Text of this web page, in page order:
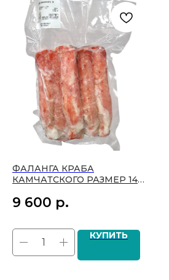
ФАЛАНГА КРАБА
КАМЧАТСКОГО РАЗМЕР 14+
9 600 р.
КУПИТЬ